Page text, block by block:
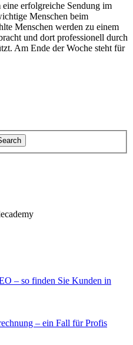
erfolgreiche Sendung im
Menschen beim
Menschen werden zu einem
und dort professionell durch
Am Ende der Woche steht für
– so finden Sie Kunden in
– ein Fall für Profis